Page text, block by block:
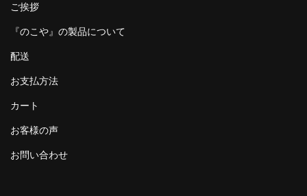
ご挨拶
『のこや』の製品について
配送
お支払方法
カート
お客様の声
お問い合わせ